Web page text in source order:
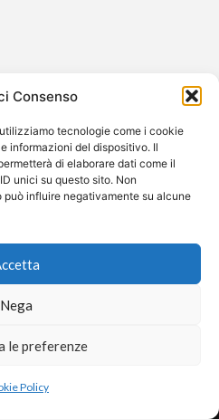
Consenso
tecnologie come i cookie
informazioni del dispositivo. Il
di elaborare dati come il
unici su questo sito. Non
influire negativamente su alcune
Nega
le preferenze
Policy
22/09/2025
Streaming
fa la differenza.